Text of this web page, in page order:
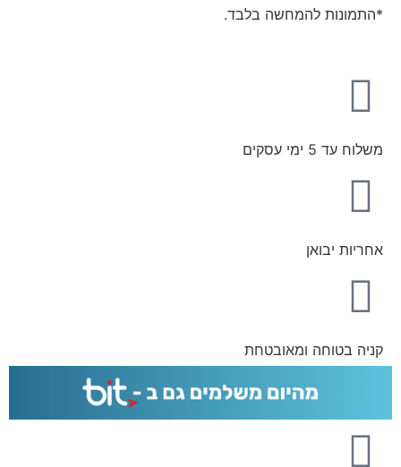
*התמונות להמחשה בלבד.
משלוח עד 5 ימי עסקים
אחריות יבואן
קניה בטוחה ומאובטחת